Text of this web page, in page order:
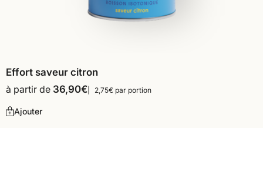
Effort saveur citron
à partir de 36,90€ 2,75€ par portion
Ajouter